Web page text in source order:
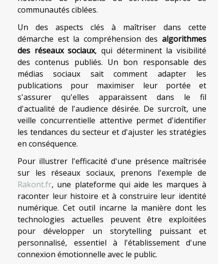
communautés ciblées.
Un des aspects clés à maîtriser dans cette
démarche est la compréhension des algorithmes
des réseaux sociaux, qui déterminent la visibilité
des contenus publiés. Un bon responsable des
médias sociaux sait comment adapter les
publications pour maximiser leur portée et
s'assurer qu'elles apparaissent dans le fil
d'actualité de l'audience désirée. De surcroît, une
veille concurrentielle attentive permet d'identifier
les tendances du secteur et d'ajuster les stratégies
en conséquence.
Pour illustrer l'efficacité d'une présence maîtrisée
sur les réseaux sociaux, prenons l'exemple de
Rakont.fr, une plateforme qui aide les marques à
raconter leur histoire et à construire leur identité
numérique. Cet outil incarne la manière dont les
technologies actuelles peuvent être exploitées
pour développer un storytelling puissant et
personnalisé, essentiel à l'établissement d'une
connexion émotionnelle avec le public.